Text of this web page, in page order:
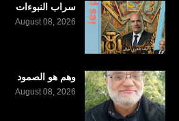
سراب النبوءات
August 08, 2026
وهم هو الصمود
August 08, 2026